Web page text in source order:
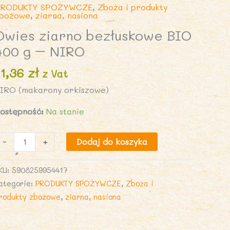
SPOŻYWCZE, Zboża i produkty
, ziarna, nasiona
ziarno bezłuskowe BIO
g – NIRO
zł z Vat
(makarony orkiszowe)
Na stanie
- + Dodaj do koszyka
5908259954417
PRODUKTY SPOŻYWCZE, Zboża i
zbożowe,ziarna, nasiona